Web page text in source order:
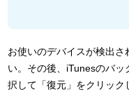
お使いのデバイスが検出さ
い。その後、iTunesのバ
択して「復元」をクリック